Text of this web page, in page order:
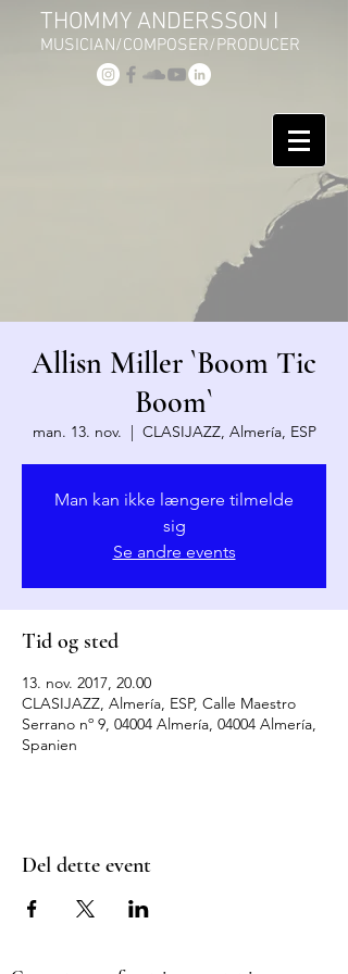
THOMMY ANDERSSON I
MUSICIAN/COMPOSER/PRODUCER
Allisn Miller `Boom Tic
Boom`
man. 13. nov.
  |
CLASIJAZZ, Almería, ESP
Man kan ikke længere tilmelde
sig
Se andre events
Tid og sted
13. nov. 2017, 20.00
CLASIJAZZ, Almería, ESP, Calle Maestro
Serrano nº 9, 04004 Almería, 04004 Almería,
Spanien
Del dette event